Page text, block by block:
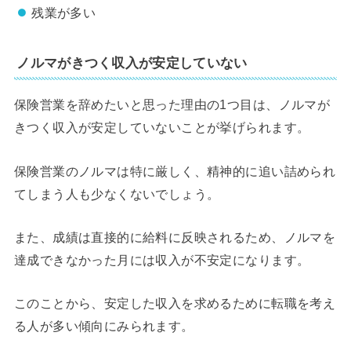
残業が多い
ノルマがきつく収入が安定していない
保険営業を辞めたいと思った理由の1つ目は、ノルマが
きつく収入が安定していないことが挙げられます。
保険営業のノルマは特に厳しく、精神的に追い詰められ
てしまう人も少なくないでしょう。
また、成績は直接的に給料に反映されるため、ノルマを
達成できなかった月には収入が不安定になります。
このことから、安定した収入を求めるために転職を考え
る人が多い傾向にみられます。